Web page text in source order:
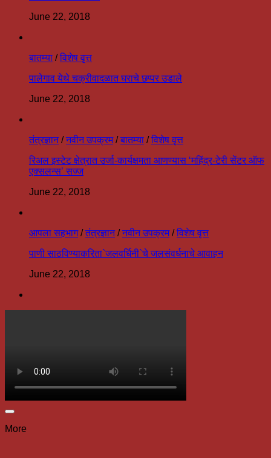
June 22, 2018
बातम्या /विशेष वृत्त
पालेगाव येथे चक्रीवादळात घराचे छप्पर उडाले
June 22, 2018
तंत्रज्ञान/नवीन उपक्रम/बातम्या /विशेष वृत्त
रिअल इस्टेट क्षेत्रात उर्जा-कार्यक्षमता आणण्यास ‘महिंद्र-टेरी सेंटर ऑफ
एक्सलन्स’ सज्ज
June 22, 2018
आपला सहभाग/तंत्रज्ञान/नवीन उपक्रम/विशेष वृत्त
पाणी साठविण्याकरिता`जलवर्धिनी`चे जलसंवर्धनाचे आवाहन
June 22, 2018
More